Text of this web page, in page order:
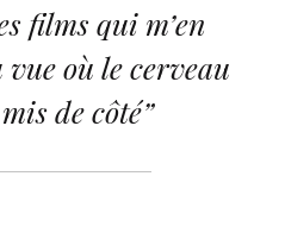
films qui m’en
où le cerveau
de côté”